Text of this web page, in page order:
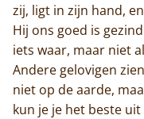
zij, ligt in zijn hand,
Hij ons goed is
iets waar, maar niet
Andere gelovigen
niet op de aarde,
kun je je het beste